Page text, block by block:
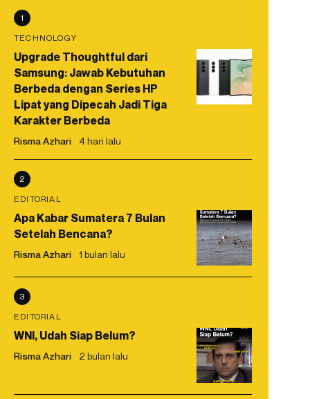
1
TECHNOLOGY
Upgrade Thoughtful dari
Samsung: Jawab Kebutuhan
Berbeda dengan Series HP
Lipat yang Dipecah Jadi Tiga
Karakter Berbeda
Risma Azhari 4 hari lalu
2
EDITORIAL
Apa Kabar Sumatera 7 Bulan
Setelah Bencana?
Risma Azhari 1 bulan lalu
3
EDITORIAL
WNI, Udah Siap Belum?
Risma Azhari 2 bulan lalu